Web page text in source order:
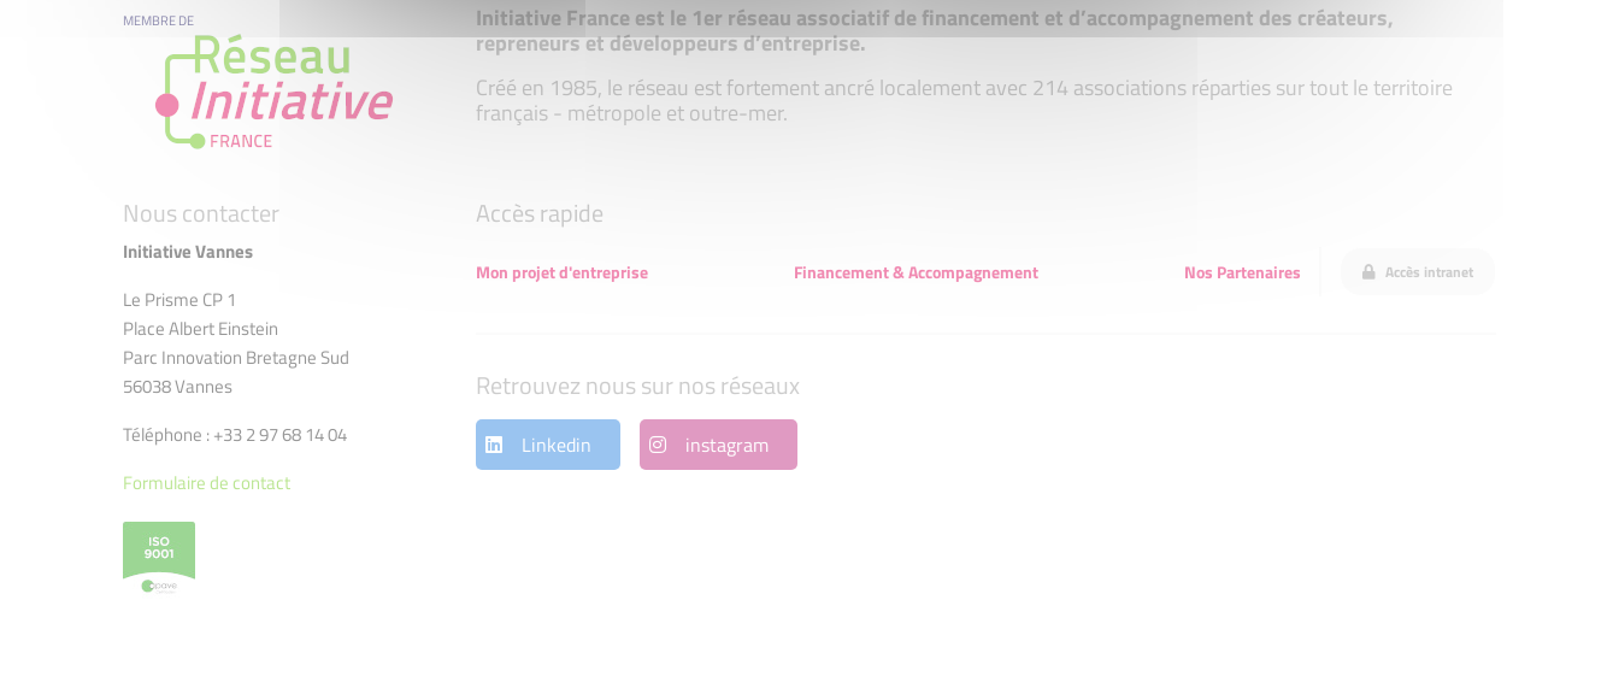
MEMBRE DE Initiative France est le 1er réseau associatif de financement et d’accompagnement des créateurs,
repreneurs et développeurs d’entreprise.
Créé en 1985, le réseau est fortement ancré localement avec 214 associations réparties sur tout le territoire
français - métropole et outre-mer.
Nous contacter
Initiative Vannes
Le Prisme CP 1
Place Albert Einstein
Parc Innovation Bretagne Sud
56038 Vannes
Téléphone : +33 2 97 68 14 04
Formulaire de contact
Accès rapide
Mon projet d'entreprise Financement & Accompagnement Nos Partenaires Accès intranet
Retrouvez nous sur nos réseaux
Linkedin instagram